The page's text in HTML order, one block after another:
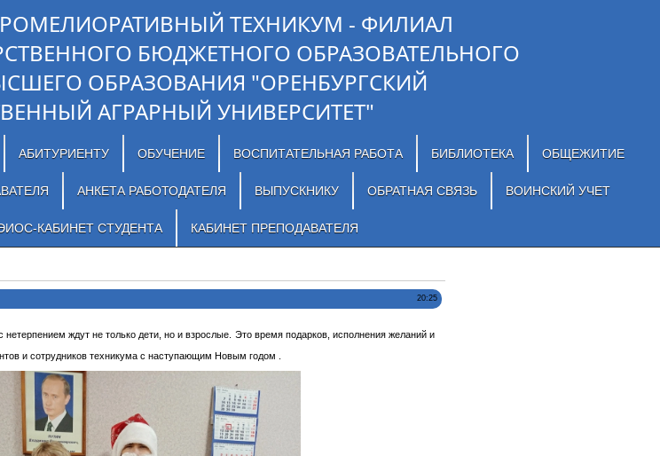
ТЕХНИКУМ - ФИЛИАЛ
БЮДЖЕТНОГО ОБРАЗОВАТЕЛЬНОГО
ОБРАЗОВАНИЯ "ОРЕНБУРГСКИЙ
АГРАРНЫЙ УНИВЕРСИТЕТ"
АБИТУРИЕНТУ ОБУЧЕНИЕ ВОСПИТАТЕЛЬНАЯ РАБОТА БИБЛИОТЕКА ОБЩЕЖИТИЕ
АНКЕТА РАБОТОДАТЕЛЯ ВЫПУСКНИКУ ОБРАТНАЯ СВЯЗЬ ВОИНСКИЙ УЧЕТ
КАБИНЕТ СТУДЕНТА КАБИНЕТ ПРЕПОДАВАТЕЛЯ
20:25
ждут не только дети, но и взрослые. Это время подарков, исполнения желаний и
и сотрудников техникума с наступающим Новым годом .